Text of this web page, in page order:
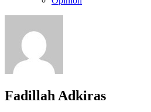
Fadillah Adkiras